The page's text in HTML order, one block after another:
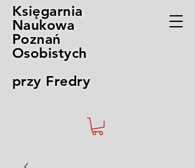
Księgarnia
Naukowa
Poznań
Osobistych
przy Fredry